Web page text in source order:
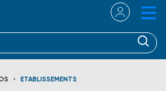
ETABLISSEMENTS